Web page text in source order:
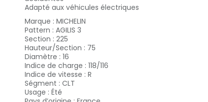
Adapté aux véhicules électriques
Marque : MICHELIN
Pattern : AGILIS 3
Section : 225
Hauteur/Section : 75
Diamètre : 16
Indice de charge : 118/116
Indice de vitesse : R
Ségment : CLT
Usage : Été